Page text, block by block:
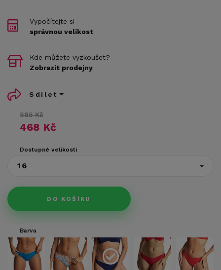
585 Kč
468 Kč
Dostupné velikosti
16
DO KOŠÍKU
Vypočítejte si
správnou velikost
Kde můžete vyzkoušet?
Zobrazit prodejny
Sdílet
Barva